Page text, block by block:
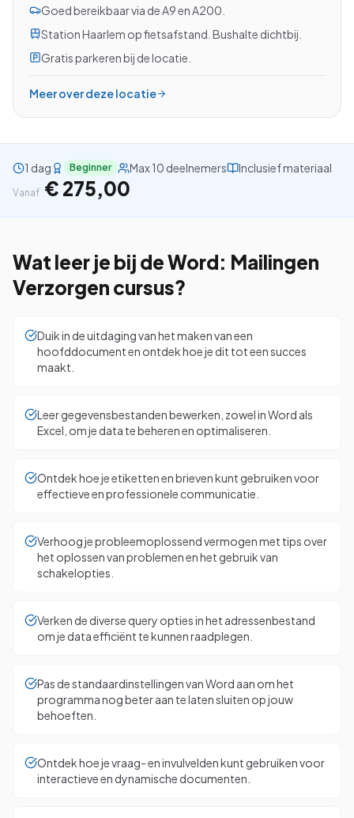
Bel ons: 023-5513409
Gratis studiegids downloaden
Goed bereikbaar via de A9 en A200.
Station Haarlem op fietsafstand. Bushalte dichtbij.
Gratis parkeren bij de locatie.
Meer over deze locatie
1 dag Beginner Max 10 deelnemers Inclusief materiaal
Vanaf € 275,00
Wat leer je bij deWord: Mailingen
Verzorgen cursus?
Duik in de uitdaging van het maken van een
hoofddocument en ontdek hoe je dit tot een succes
maakt.
Leer gegevensbestanden bewerken, zowel in Word als
Excel, om je data te beheren en optimaliseren.
Ontdek hoe je etiketten en brieven kunt gebruiken voor
effectieve en professionele communicatie.
Verhoog je probleemoplossend vermogen met tips over
het oplossen van problemen en het gebruik van
schakelopties.
Verken de diverse query opties in het adressenbestand
om je data efficiënt te kunnen raadplegen.
Pas de standaardinstellingen van Word aan om het
programma nog beter aan te laten sluiten op jouw
behoeften.
Ontdek hoe je vraag- en invulvelden kunt gebruiken voor
interactieve en dynamische documenten.